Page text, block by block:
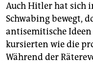
Auch Hitler hat sich
Schwabing bewegt,
antisemitische Ideen
kursierten wie die
Während der